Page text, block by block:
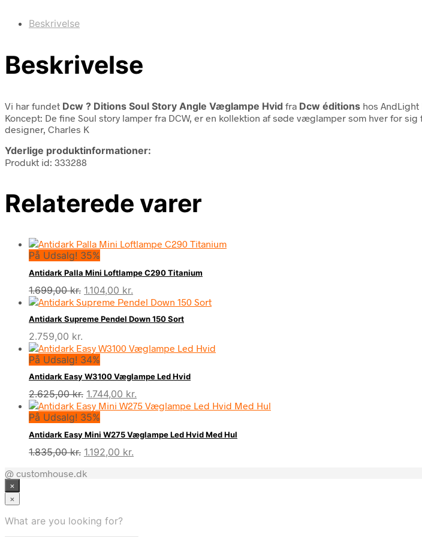
Beskrivelse
Beskrivelse
Vi har fundet Dcw ? Ditions Soul Story Angle Væglampe Hvid fra Dcw éditions hos AndLight
Koncept: De fine Soul story lamper fra DCW, er en kollektion af søde væglamper som hver for
designer, Charles K
Yderlige produktinformationer:
Produkt id: 333288
Relaterede varer
På Udsalg! 35%
Antidark Palla Mini Loftlampe C290 Titanium
1.699,00kr. Den
oprindelige
var:
1.104,00 kr.
aktuelle
pris
er:
Antidark Supreme Pendel Down 150 Sort
2.759,00 kr.
På Udsalg! 34%
Antidark Easy W3100 Væglampe Led Hvid
2.625,00kr. Den
oprindelige
pris
var:
2.625,00 kr..
1.744,00 kr.
aktuelle
er:
1.744,00 kr..
På Udsalg! 35%
Antidark Easy Mini W275 Væglampe Led Hvid Med Hul
1.835,00kr. Den
pris
1.192,00 kr.
@ customhouse.dk
×
×
What are you looking for?